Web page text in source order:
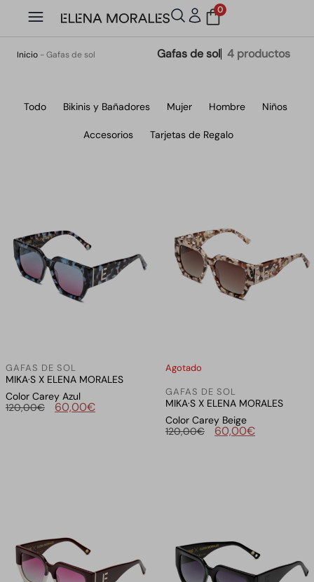
0
Inicio -Gafas de sol Gafas de sol 4 productos
Todo Bikinis y Bañadores Mujer Hombre Niños
Accesorios Tarjetas de Regalo
GAFAS DE SOL
MIKA·S X ELENA MORALES
Color Carey Azul
120,00€ 60,00€
Agotado
GAFAS DE SOL
MIKA·S X ELENA MORALES
Color Carey Beige
120,00€ 60,00€